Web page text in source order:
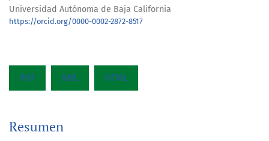
Universidad Autónoma de Baja California
https://orcid.org/0000-0002-2872-8517
PDF XML HTML
Resumen